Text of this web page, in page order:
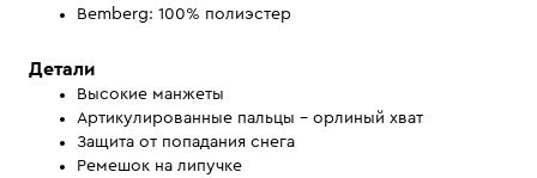
Bemberg: 100% полиэстер
Детали
Высокие манжеты
Артикулированные пальцы - орлиный хват
Защита от попадания снега
Ремешок на липучке